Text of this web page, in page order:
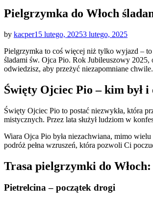
Pielgrzymka do Włoch
by kacperPosted
15 lutego, 20253 lutego, 2025
Pielgrzymka to coś więcej niż tylko wyjazd –
śladami św. Ojca Pio. Rok Jubileuszowy
odwiedzisz, aby przeżyć niezapomniane chwile.
Święty Ojciec Pio – kim był
Święty Ojciec Pio to postać niezwykła, która
mistycznych. Przez lata służył ludziom w
Wiara Ojca Pio była niezachwiana, mimo
podróż pełna wzruszeń, która pozwoli Ci
Trasa pielgrzymki do
Pietrelcina – początek drogi